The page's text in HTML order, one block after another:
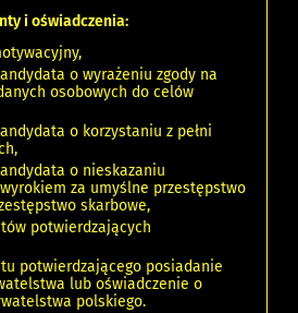
i oświadczenia:
o wyrażeniu zgody na
osobowych do celów
o korzystaniu z pełni
o nieskazaniu
za umyślne przestępstwo
skarbowe,
potwierdzających
potwierdzającego posiadanie
lub oświadczenie o
polskiego.